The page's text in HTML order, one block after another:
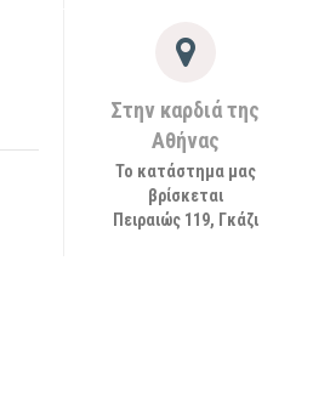
Στην καρδιά της
Αθήνας
Το κατάστημα μας
βρίσκεται
Πειραιώς 119, Γκάζι